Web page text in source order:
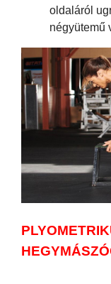
oldaláról
négyütemű